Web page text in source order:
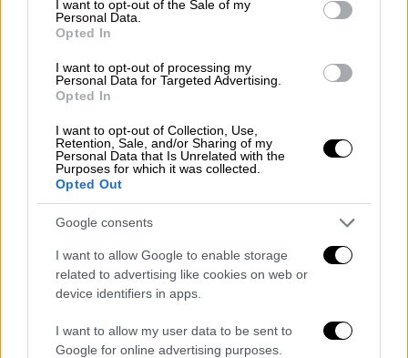
I want to opt-out of the Sale of my
Personal Data.
Opted In
I want to opt-out of processing my
Personal Data for Targeted Advertising.
Opted In
I want to opt-out of Collection, Use,
Retention, Sale, and/or Sharing of my
Personal Data that Is Unrelated with the
Purposes for which it was collected.
Opted Out
Google consents
I want to allow Google to enable storage
related to advertising like cookies on web or
device identifiers in apps.
I want to allow my user data to be sent to
Google for online advertising purposes.
— France à Jérusalem 🇫🇷 🇪🇺
Ο διευθυντής της Γαλλικής Βιβλικής και
πατέρας Olivier Poquillon, δήλωσε ότιη
μοναχή ήταν ερευνήτρια στη σχολή και
πρόσθεσε ότι αναμένει μια σθεναρή
απάντηση από τις αρχές
«Αυτό δεν είναι ένα μεμονωμένο
περιστατικό, αλλά μέρος ενός ανησυχητικού
μοτίβου αυξανόμενης εχθρότητας προς τη
χριστιανική κοινότητα και τα σύμβολά της»
ανέφερε το Εβραϊκό Πανεπιστήμιο της